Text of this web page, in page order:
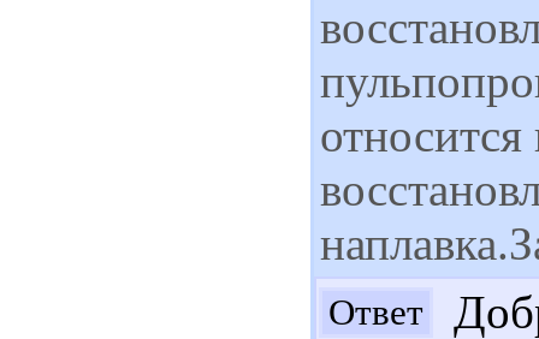
относится
Ответ